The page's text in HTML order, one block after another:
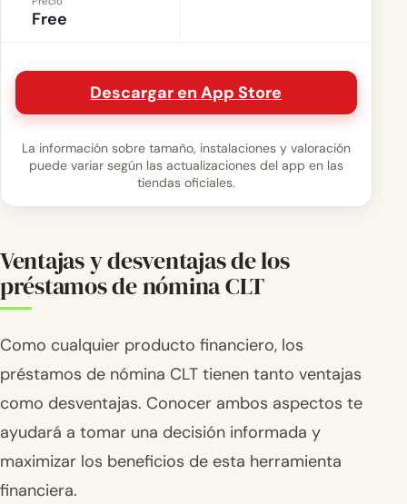
Free
Descargar en App Store
La información sobre tamaño, instalaciones y valoración
puede variar según las actualizaciones del app en las
tiendas oficiales.
Ventajas y desventajas de los
préstamos de nómina CLT
Como cualquier producto financiero, los
préstamos de nómina CLT tienen tanto ventajas
como desventajas. Conocer ambos aspectos te
ayudará a tomar una decisión informada y
maximizar los beneficios de esta herramienta
financiera.